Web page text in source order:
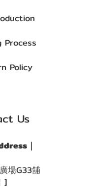
Policy
Us
｜
場G33舖
]